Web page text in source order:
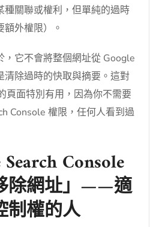
種關聯或權利，但單純的過時
外權限）。
，它不會將整個網址從 Google
清除過時的快取與摘要。這對
頁面特別有用，因為你不需要
Console 權限，任何人看到過
Console
除網址」——適
制權的人